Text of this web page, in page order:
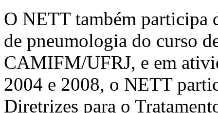
O NETT também participa
de pneumologia do curso
CAMIFM/UFRJ, e em
2004 e 2008, o NETT
Diretrizes para o